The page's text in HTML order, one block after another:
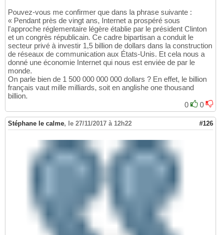
Pouvez-vous me confirmer que dans la phrase suivante :
« Pendant près de vingt ans, Internet a prospéré sous
l'approche réglementaire légère établie par le président Clinton
et un congrès républicain. Ce cadre bipartisan a conduit le
secteur privé à investir 1,5 billion de dollars dans la construction
de réseaux de communication aux États-Unis. Et cela nous a
donné une économie Internet qui nous est enviée de par le
monde.
On parle bien de 1 500 000 000 000 dollars ? En effet, le billion
français vaut mille milliards, soit en anglishe one thousand
billion.
0
0
Stéphane le calme, le 27/11/2017 à 12h22 #126